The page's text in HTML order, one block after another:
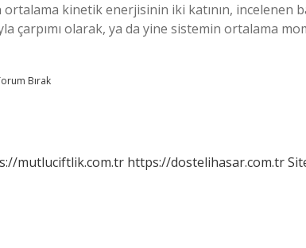
kinetik enerjisinin iki katının, incelenen
çarpımı olarak, ya da yine sistemin ortalama
Bırak
mutluciftlik.com.tr https://dostelihasar.com.tr